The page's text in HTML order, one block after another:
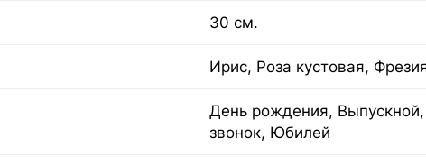
30 см.
Ирис, Роза кустовая,
День рождения,
звонок, Юбилей